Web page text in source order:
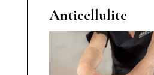
Anticellulite